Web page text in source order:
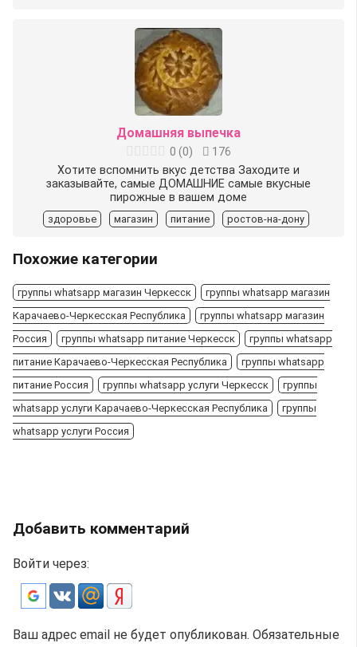
Домашняя выпечка
0 (0)
176
Хотите вспомнить вкус детства Заходите и
заказывайте, самые ДОМАШНИЕ самые вкусные
пирожные в вашем доме
здоровье магазин питание ростов-на-дону
Похожие категории
группы whatsapp магазин Черкесск
группы whatsapp магазин
Карачаево-Черкесская Республика
группы whatsapp магазин
Россия
группы whatsapp питание Черкесск
группы whatsapp
питание Карачаево-Черкесская Республика
группы whatsapp
питание Россия
группы whatsapp услуги Черкесск
группы
whatsapp услуги Карачаево-Черкесская Республика
группы
whatsapp услуги Россия
Добавить комментарий
Войти через:
Ваш адрес email не будет опубликован. Обязательные